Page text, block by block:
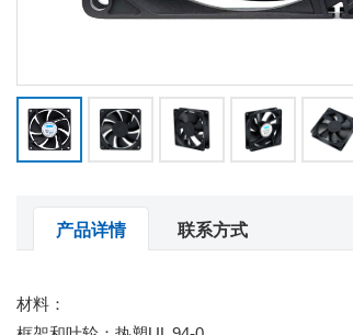
产品详情 联系方式
材料：